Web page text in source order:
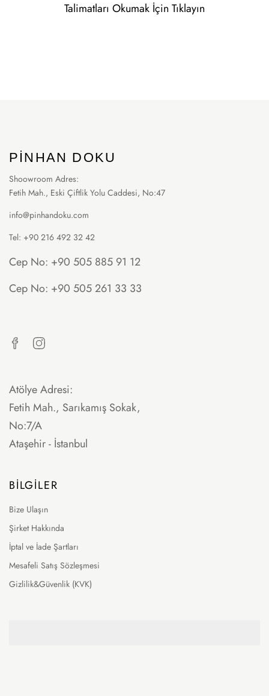
Talimatları Okumak İçin Tıklayın
PINHAN DOKU
Shoowroom Adres:
Fetih Mah., Eski Çiftlik Yolu Caddesi, No:47
info@pinhandoku.com
Tel: +90 216 492 32 42
Cep No: +90 505 885 91 12
Cep No: +90 505 261 33 33
Atölye Adresi:
Fetih Mah., Sarıkamış Sokak,
No:7/A
Ataşehir - İstanbul
BILGILER
Bize Ulaşın
Şirket Hakkında
İptal ve İade Şartları
Mesafeli Satış Sözleşmesi
Gizlilik&Güvenlik (KVK)